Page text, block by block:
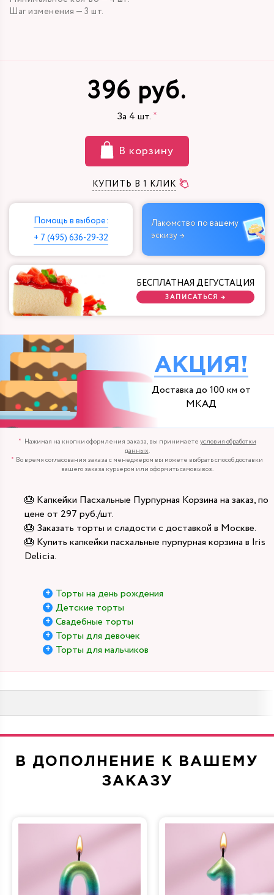
Шаг изменения — 3 шт.
396 руб.
За 4 шт.
В корзину
КУПИТЬ В 1 КЛИК
Помощь в выборе:
+ 7 (495) 636-29-32
Лакомство по вашему
эскизу →
БЕСПЛАТНАЯ ДЕГУСТАЦИЯ
ЗАПИСАТЬСЯ →
АКЦИЯ!
Доставка до 100 км от
МКАД
Нажимая на кнопки оформления заказа, вы принимаетеусловия обработки
данных.
Во время согласования заказа с менеджером вы можете выбрать способ доставки
вашего заказа курьером или оформить самовывоз.
🎂 Капкейки Пасхальные Пурпурная Корзина на заказ, по
цене от 297 руб./шт.
🎂 Заказать торты и сладости с доставкой в Москве.
🎂 Купить капкейки пасхальные пурпурная корзина в Iris
Delicia.
Торты на день рождения
Детские торты
Свадебные торты
Торты для девочек
Торты для мальчиков
В ДОПОЛНЕНИЕ К ВАШЕМУ
ЗАКАЗУ